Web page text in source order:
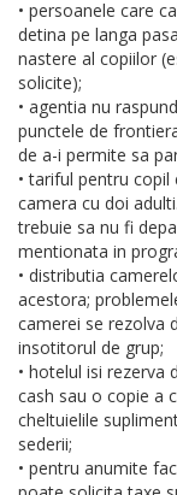
• persoanele care
detina pe langa
nastere al copiilor
solicite);
• agentia nu
punctele de
de a-i permite sa
• tariful pentru
camera cu doi
trebuie sa nu fi
mentionata in
• distributia
acestora;
camerei se rezolva
insotitorul de grup;
• hotelul isi rezerva
cash sau o copie a
cheltuielile
sederii;
• pentru anumite